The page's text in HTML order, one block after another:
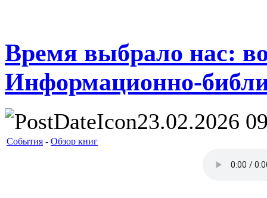
Время выбрало нас:
Информационно-
23.02.2026
События - Обзор книг